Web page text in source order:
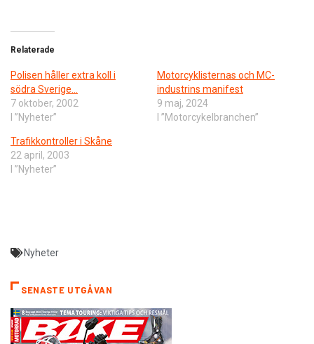
Relaterade
Polisen håller extra koll i
södra Sverige…
7 oktober, 2002
I ”Nyheter”
Motorcyklisternas och MC-
industrins manifest
9 maj, 2024
I ”Motorcykelbranchen”
Trafikkontroller i Skåne
22 april, 2003
I ”Nyheter”
Nyheter
SENASTE UTGÅVAN